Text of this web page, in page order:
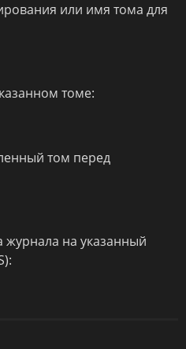
или имя тома для
томе:
том перед
на указанный